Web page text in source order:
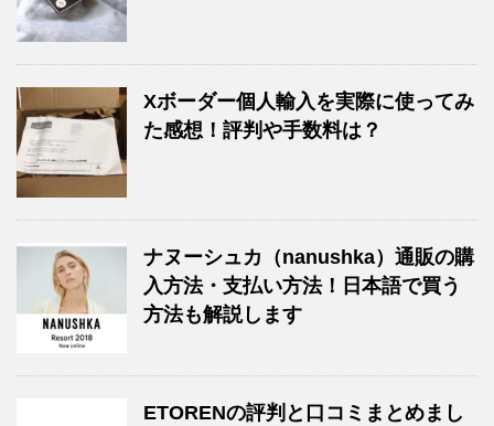
Xボーダー個人輸入を実際に使ってみ
た感想！評判や手数料は？
ナヌーシュカ（nanushka）通販の購
入方法・支払い方法！日本語で買う
方法も解説します
ETORENの評判と口コミまとめまし